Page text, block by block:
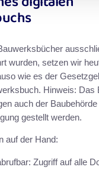
wurden, setzen wir
wie es der
Hinweis: Das
auch der
gestellt werden.
auf der Hand:
Zugriff auf alle